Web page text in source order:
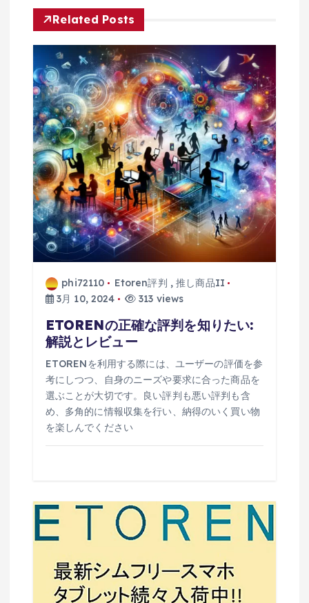
ー
シ
ョ
ン
Related Posts
phi72110 Etoren評判 ,推し商品II
3月 10, 2024
313 views
ETORENの正確な評判を知りたい:
解説とレビュー
ETORENを利用する際には、ユーザーの評価を参
考にしつつ、自身のニーズや要求に合った商品を
選ぶことが大切です。良い評判も悪い評判も含
め、多角的に情報収集を行い、納得のいく買い物
を楽しんでください